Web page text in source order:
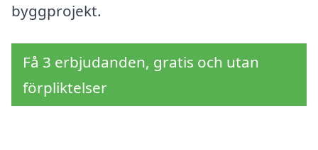
byggprojekt.
Få 3 erbjudanden, gratis och utan
förpliktelser